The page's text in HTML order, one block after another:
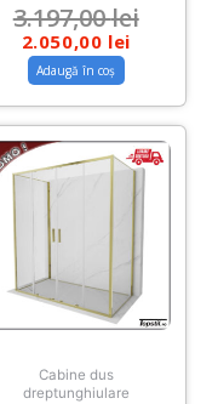
3.197,00lei
2.050,00 lei
Adaugă în coș
Cabine dus
dreptunghiulare